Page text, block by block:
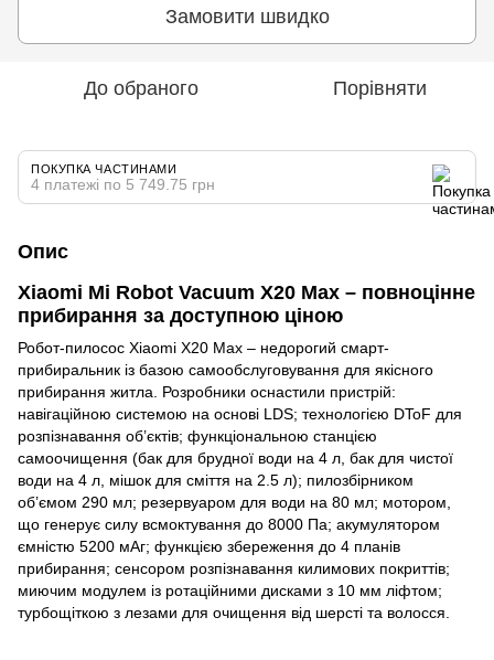
Замовити швидко
До обраного Порівняти
ПОКУПКА ЧАСТИНАМИ
4 платежі по 5 749.75 грн
Опис
Xiaomi Mi Robot Vacuum X20 Max – повноцінне
прибирання за доступною ціною
Робот-пилосос Xiaomi X20 Max – недорогий смарт-
прибиральник із базою самообслуговування для якісного
прибирання житла. Розробники оснастили пристрій:
навігаційною системою на основі LDS; технологією DToF для
розпізнавання об’єктів; функціональною станцією
самоочищення (бак для брудної води на 4 л, бак для чистої
води на 4 л, мішок для сміття на 2.5 л); пилозбірником
об’ємом 290 мл; резервуаром для води на 80 мл; мотором,
що генерує силу всмоктування до 8000 Па; акумулятором
ємністю 5200 мАг; функцією збереження до 4 планів
прибирання; сенсором розпізнавання килимових покриттів;
миючим модулем із ротаційними дисками з 10 мм ліфтом;
турбощіткою з лезами для очищення від шерсті та волосся.